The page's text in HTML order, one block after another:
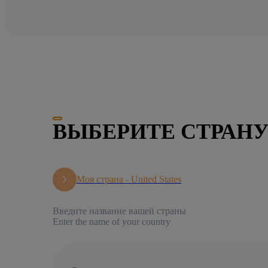
ВЫБЕРИТЕ СТРАНУ
Моя страна - United States
Введите название вашей страны
Enter the name of your country